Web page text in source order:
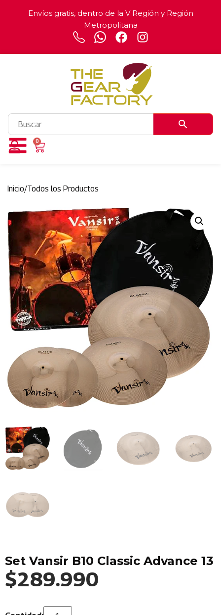
Envíos gratis, dentro de la V Región y Región
Metropolitana
0
Inicio/Todos los Productos
Set Vansir B10 Classic Advance 13
$289.990